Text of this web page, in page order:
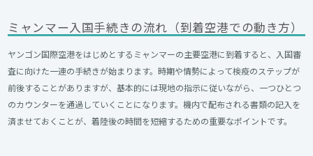
ミャンマー入国手続きの流れ（到着空港での動き方）
ヤンゴン国際空港をはじめとするミャンマーの主要空港に到着すると、入国審
査に向けた一連の手続きが始まります。時期や情勢によって検疫のステップが
前後することがありますが、基本的には現地の指示に従いながら、一つひとつ
のカウンターを通過していくことになります。機内で配布される書類の記入を
済ませておくことが、着陸後の時間を短縮するための重要なポイントです。